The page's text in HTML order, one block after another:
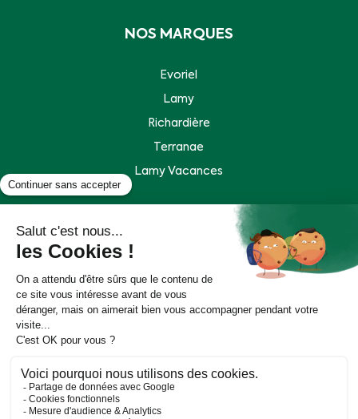
NOS MARQUES
Evoriel
Lamy
Richardière
Terranae
Lamy Vacances
Mentions légales
Politique de données personnelles
Accessibilité : partiellement conforme